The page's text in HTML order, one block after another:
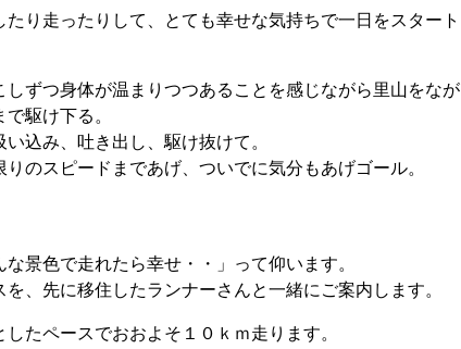
り走ったりして、とても幸せな気持ちで一日をスタート
ずつ身体が温まりつつあることを感じながら里山をなが
駆け下る。
込み、吐き出し、駆け抜けて。
のスピードまであげ、ついでに気分もあげゴール。
景色で走れたら幸せ・・」って仰います。
、先に移住したランナーさんと一緒にご案内します。
たペースでおおよそ１０ｋｍ走ります。